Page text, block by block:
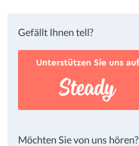
Gefällt Ihnen tell?
Möchten Sie von uns hören?